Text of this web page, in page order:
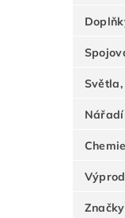
Chemie
Značky